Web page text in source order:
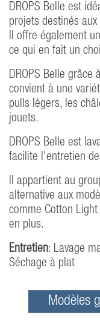
DROPS Belle est
projets destinés
Il offre également
ce qui en fait un
DROPS Belle grâce
convient à une
pulls légers, les
jouets.
DROPS Belle est
facilite l'entretien
Il appartient au
alternative aux
comme Cotton
en plus.
Entretien: Lavage
Séchage à plat
Modèles